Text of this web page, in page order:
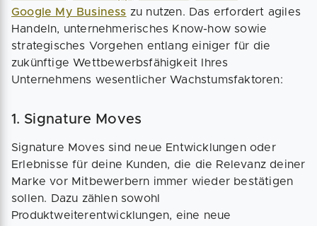
Google My Business zu nutzen. Das erfordert agiles
Handeln, unternehmerisches Know-how sowie
strategisches Vorgehen entlang einiger für die
zukünftige Wettbewerbsfähigkeit Ihres
Unternehmens wesentlicher Wachstumsfaktoren:
1. Signature Moves
Signature Moves sind neue Entwicklungen oder
Erlebnisse für deine Kunden, die die Relevanz deiner
Marke vor Mitbewerbern immer wieder bestätigen
sollen. Dazu zählen sowohl
Produktweiterentwicklungen, eine neue